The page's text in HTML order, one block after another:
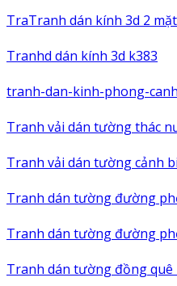
TraTranh dán kính 3d 2
Tranhd dán kính 3d k383
tranh-dan-kinh-phong-
Tranh vải dán tường thác
Tranh vải dán tường cảnh
Tranh dán tường đường
Tranh dán tường đường
Tranh dán tường đồng quê